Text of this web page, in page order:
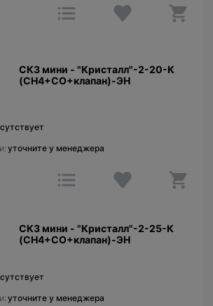
СКЗ мини - "Кристалл"-2-20-К
(CH4+CO+клапан)-ЭН
уточните у менеджера
СКЗ мини - "Кристалл"-2-25-К
(CH4+CO+клапан)-ЭН
уточните у менеджера